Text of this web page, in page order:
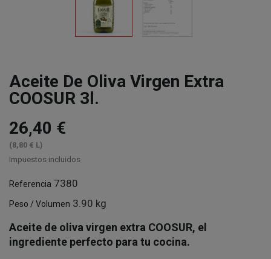
Aceite De Oliva Virgen Extra
COOSUR 3l.
26,40 €
(8,80 € L)
Impuestos incluidos
Referencia 7380
Peso / Volumen 3.90 kg
Aceite de oliva virgen extra COOSUR, el
ingrediente perfecto para tu cocina.